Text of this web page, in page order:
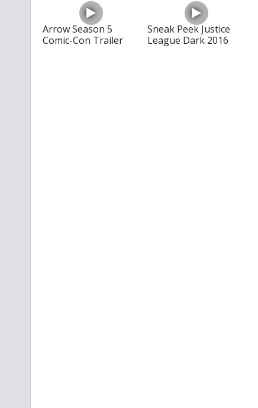
Arrow Season 5
Comic-Con Trailer
Sneak Peek Justice
League Dark 2016